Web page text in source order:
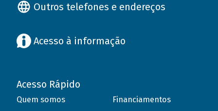
Outros telefones e endereços
Acesso à informação
Acesso Rápido
Quem somos
Financiamentos